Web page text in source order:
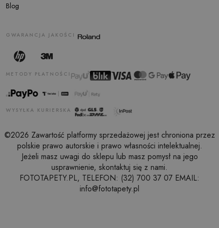
Blog
GWARANCJA JAKOŚCI
WYSYŁKA KURIERSKA
METODY PŁATNOŚCI
©2026 Zawartość platformy sprzedażowej jest chroniona przez
polskie prawo autorskie i prawo własności intelektualnej.
Jeżeli masz uwagi do sklepu lub masz pomysł na jego
usprawnienie, skontaktuj się z nami.
FOTOTAPETY.PL, TELEFON: (32) 700 37 07 EMAIL:
info@fototapety.pl